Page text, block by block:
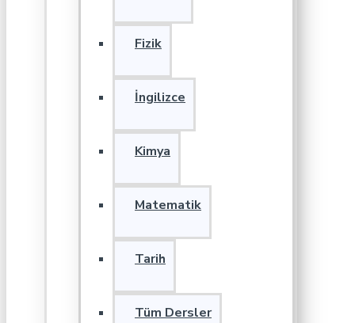
Fizik
İngilizce
Kimya
Matematik
Tarih
Tüm Dersler